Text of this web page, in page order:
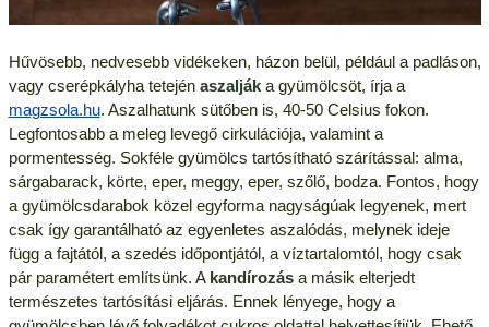
Hűvösebb, nedvesebb vidékeken, házon belül, például a padláson,
vagy cserépkályha tetején aszaljáka gyümölcsöt, írja a
magzsola.hu. Aszalhatunk sütőben is, 40-50 Celsius fokon.
Legfontosabb a meleg levegő cirkulációja, valamint a
pormentesség. Sokféle gyümölcs tartósítható szárítással: alma,
sárgabarack, körte, eper, meggy, eper, szőlő, bodza. Fontos, hogy
a gyümölcsdarabok közel egyforma nagyságúak legyenek, mert
csak így garantálható az egyenletes aszalódás, melynek ideje
függ a fajtától, a szedés időpontjától, a víztartalomtól, hogy csak
pár paramétert említsünk. A kandírozása másik elterjedt
természetes tartósítási eljárás. Ennek lényege, hogy a